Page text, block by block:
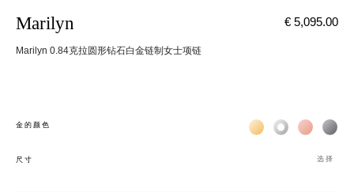
Marilyn
Marilyn 0.84克拉圆形钻石白金链制女士项链
€ 5,095.00
金的颜色 Жёлтое золото 18К
Белое золото
Розовое
尺寸 选择